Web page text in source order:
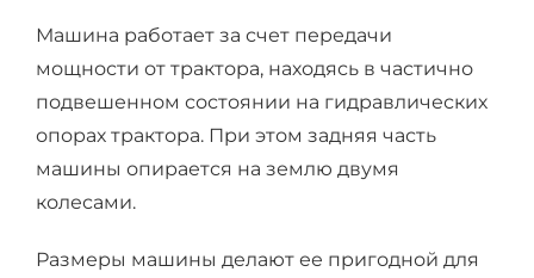
Машина работает за счет передачи
мощности от трактора, находясь в частично
подвешенном состоянии на гидравлических
опорах трактора. При этом задняя часть
машины опирается на землю двумя
колесами.
Размеры машины делают ее пригодной для